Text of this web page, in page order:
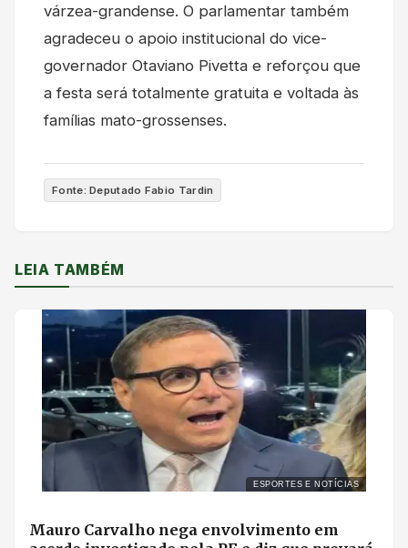
várzea-grandense. O parlamentar também
agradeceu o apoio institucional do vice-
governador Otaviano Pivetta e reforçou que
a festa será totalmente gratuita e voltada às
famílias mato-grossenses.
Fonte: Deputado Fabio Tardin
LEIA TAMBÉM
ESPORTES E NOTÍCIAS
Mauro Carvalho nega envolvimento em